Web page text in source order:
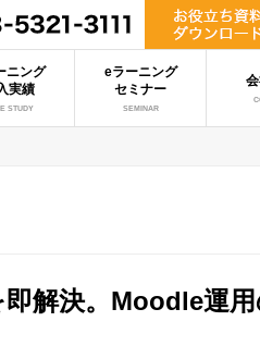
ニング
実績
STUDY
eラーニング
セミナー
SEMINAR
解決。Moodle運